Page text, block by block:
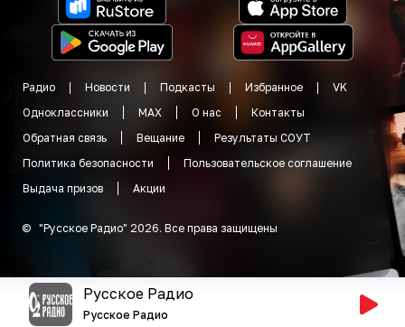
Радио Новости Подкасты Избранное
VK
Одноклассники
MAX О нас
Контакты
Обратная связь
Вещание
Результаты СОУТ
Политика безопасности
Пользовательское соглашение
Выдача призов
Акции
© "Русское Радио" 2026. Все права защищены
Русское Радио
Русское Радио